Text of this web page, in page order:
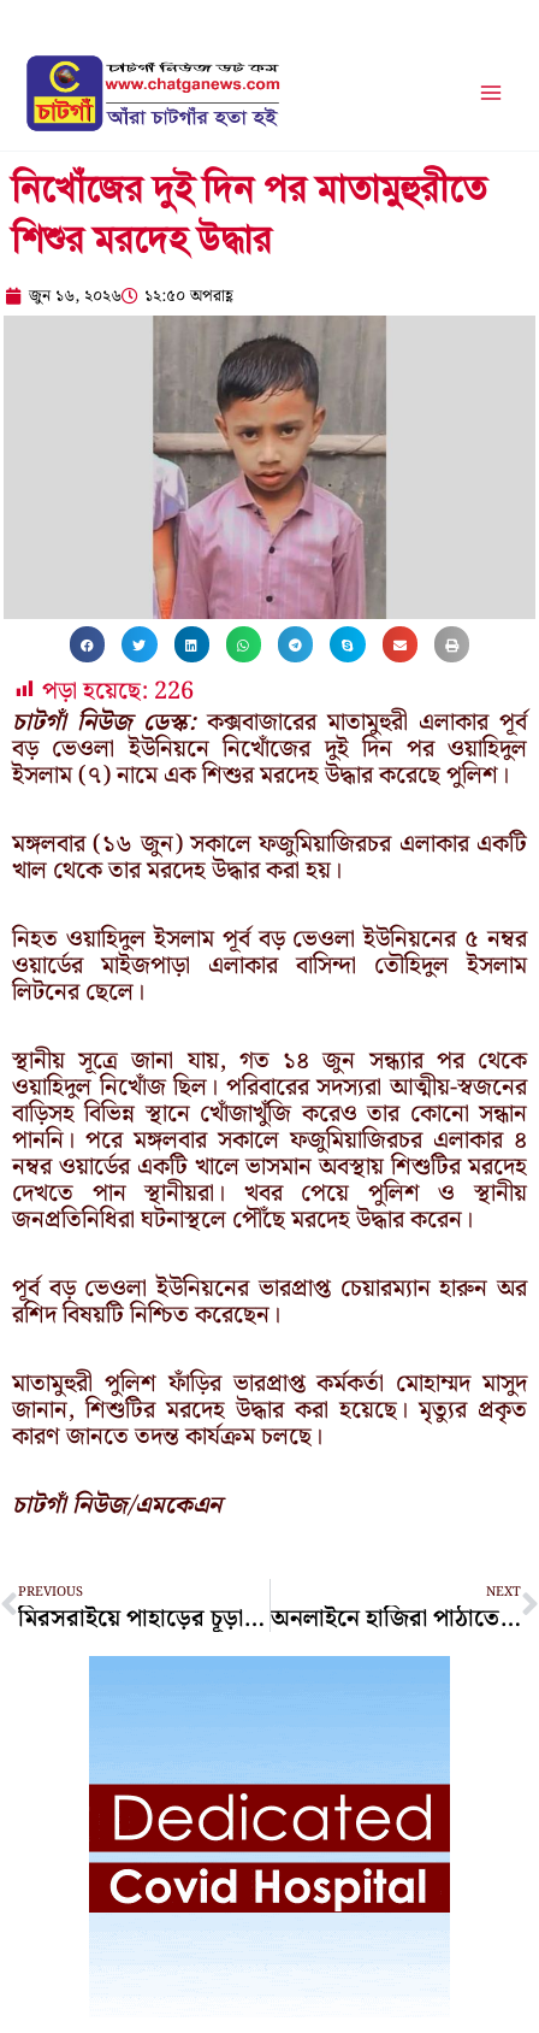
content
নিখোঁজের দুই দিন পর মাতামুহুরীতে
শিশুর মরদেহ উদ্ধার
জুন ১৬, ২০২৬ ১২:৫০ অপরাহ্ণ
পড়া হয়েছে: 226
চাটগাঁ নিউজ ডেস্ক:কক্সবাজারের মাতামুহুরী এলাকার পূর্ব
বড় ভেওলা ইউনিয়নে নিখোঁজের দুই দিন পর ওয়াহিদুল
ইসলাম (৭) নামে এক শিশুর মরদেহ উদ্ধার করেছে পুলিশ।
মঙ্গলবার (১৬ জুন) সকালে ফজুমিয়াজিরচর এলাকার একটি
খাল থেকে তার মরদেহ উদ্ধার করা হয়।
নিহত ওয়াহিদুল ইসলাম পূর্ব বড় ভেওলা ইউনিয়নের ৫ নম্বর
ওয়ার্ডের মাইজপাড়া এলাকার বাসিন্দা তৌহিদুল ইসলাম
লিটনের ছেলে।
স্থানীয় সূত্রে জানা যায়, গত ১৪ জুন সন্ধ্যার পর থেকে
ওয়াহিদুল নিখোঁজ ছিল। পরিবারের সদস্যরা আত্মীয়-স্বজনের
বাড়িসহ বিভিন্ন স্থানে খোঁজাখুঁজি করেও তার কোনো সন্ধান
পাননি। পরে মঙ্গলবার সকালে ফজুমিয়াজিরচর এলাকার ৪
নম্বর ওয়ার্ডের একটি খালে ভাসমান অবস্থায় শিশুটির মরদেহ
দেখতে পান স্থানীয়রা। খবর পেয়ে পুলিশ ও স্থানীয়
জনপ্রতিনিধিরা ঘটনাস্থলে পৌঁছে মরদেহ উদ্ধার করেন।
পূর্ব বড় ভেওলা ইউনিয়নের ভারপ্রাপ্ত চেয়ারম্যান হারুন অর
রশিদ বিষয়টি নিশ্চিত করেছেন।
মাতামুহুরী পুলিশ ফাঁড়ির ভারপ্রাপ্ত কর্মকর্তা মোহাম্মদ মাসুদ
জানান, শিশুটির মরদেহ উদ্ধার করা হয়েছে। মৃত্যুর প্রকৃত
কারণ জানতে তদন্ত কার্যক্রম চলছে।
চাটগাঁ নিউজ/এমকেএন
Prev
PREVIOUS
মিরসরাইয়ে পাহাড়ের চূড়া থেকে বৃদ্ধের মরদেহ উদ্ধার
NEXT
অনলাইনে হাজিরা পাঠাতে আমগাছের ডালে প্রধান শিক্ষক